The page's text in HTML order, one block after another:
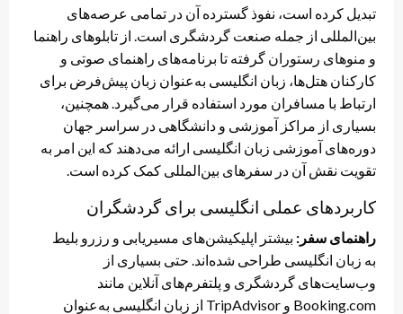
تبدیل کرده است، نفوذ گسترده آن در تمامی عرصه‌های
بین‌المللی از جمله صنعت گردشگری است. از تابلوهای راهنما
و منوهای رستوران گرفته تا برنامه‌های راهنمای صوتی و
کارکنان هتل‌ها، زبان انگلیسی به‌عنوان زبان پیش‌فرض برای
ارتباط با مسافران مورد استفاده قرار می‌گیرد. همچنین،
بسیاری از مراکز آموزشی و دانشگاهی در سراسر جهان
دوره‌های آموزشی زبان انگلیسی ارائه می‌دهند که این امر به
تقویت نقش آن در سفرهای بین‌المللی کمک کرده است.
کاربردهای عملی انگلیسی برای گردشگران
راهنمای سفر: بیشتر اپلیکیشن‌های مسیریابی و رزرو بلیط
به زبان انگلیسی طراحی شده‌اند. حتی بسیاری از
وب‌سایت‌های گردشگری و پلتفرم‌های آنلاین مانند
Booking.com و TripAdvisor از زبان انگلیسی به‌عنوان